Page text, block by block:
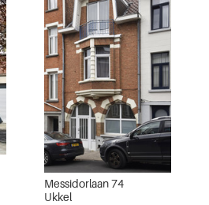
Messidorlaan 74
Ukkel